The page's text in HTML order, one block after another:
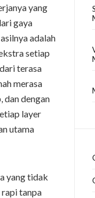
yang
gaya
adalah
setiap
terasa
merasa
dan dengan
layer
utama
yang tidak
tanpa